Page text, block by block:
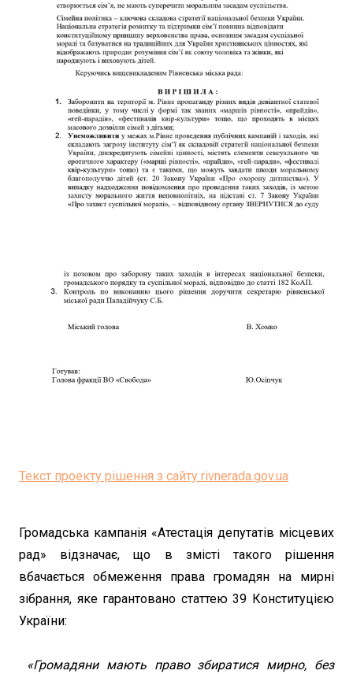
Текст проекту рішення з сайту rivnerada.gov.ua
Громадська кампанія «Атестація депутатів місцевих
рад» відзначає, що в змісті такого рішення
вбачається обмеження права громадян на мирні
зібрання, яке гарантовано статтею 39 Конституцією
України:
«Громадяни мають право збиратися мирно, без